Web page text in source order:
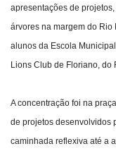
apresentações de
árvores na margem do
alunos da Escola
Lions Club de Floriano, do
A concentração foi na
de projetos desenvolvidos
caminhada reflexiva até a